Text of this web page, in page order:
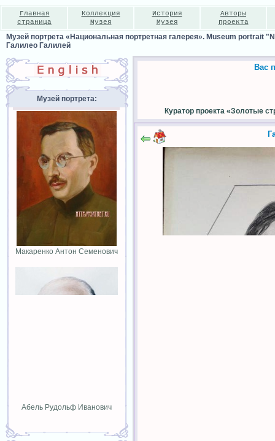
Главная
страница
Коллекция
Музея
История
Музея
Авторы
проекта
Музей портрета «Национальная портретная галерея». Museum portrait
Галилео Галилей
Музей портрета:
Макаренко Антон Семенович
Абель Рудольф Иванович
Вас
Куратор проекта «Золотые